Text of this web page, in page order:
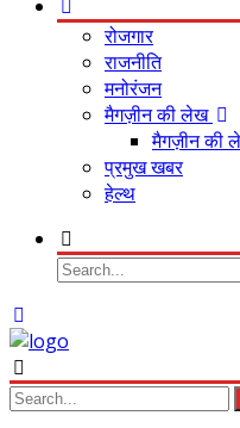
रोजगार
राजनीति
मनोरंजन
मैगज़ीन की लेख
मैगज़ीन की
प्रमुख खबर
हेल्थ